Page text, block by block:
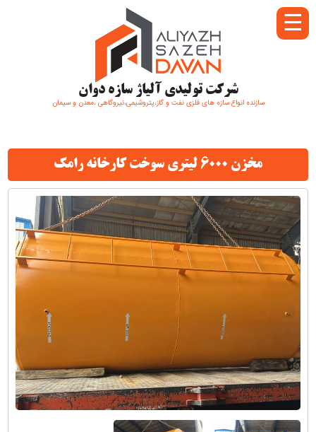
شرکت تولیدی آلیاژ سازه دوان
سازنده انواع سازه های فلزی نفت و گاز،پتروشیمی،نیروگاهی ،معدن و سیمان
☰
مخزن 6000 لیتری سوخت کارخانه رامک